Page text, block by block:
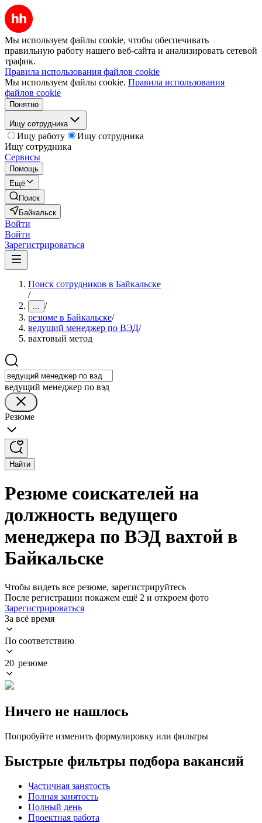
Мы используем файлы cookie, чтобы обеспечивать
правильную работу нашего веб-сайта и анализировать сетевой
трафик.
Правила использования файлов cookie
Мы используем файлы cookie. Правила использования
файлов cookie
Понятно
Ищу сотрудника
Ищу работу
Ищу сотрудника
Ищу сотрудника
Сервисы
Помощь
Ещё
Поиск
Байкальск
Войти
Войти
Зарегистрироваться
Поиск сотрудников в Байкальске
/
... /
резюме в Байкальске/
ведущий менеджер по ВЭД/
вахтовый метод
ведущий менеджер по вэд
Резюме
Найти
Резюме соискателей на
должность ведущего
менеджера по ВЭД вахтой в
Байкальске
Чтобы видеть все резюме, зарегистрируйтесь
После регистрации покажем ещё 2 и откроем фото
Зарегистрироваться
За всё время
По соответствию
20 резюме
Ничего не нашлось
Попробуйте изменить формулировку или фильтры
Быстрые фильтры подбора вакансий
Частичная занятость
Полная занятость
Полный день
Проектная работа